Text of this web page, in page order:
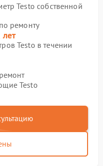
Testo собственной
ремонту
Testo в течении
Testo